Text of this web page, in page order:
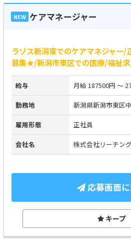
NEW ケアマネージャー
ラゾス新潟東でのケアマネジャー
募集★/新潟市東区での医療/福祉
給与 月給 187500円 ～
勤務地 新潟県新潟市東区
雇用形態 正社員
会社名 株式会社リーチング
応募画面
キープ